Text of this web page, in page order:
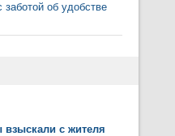
об удобстве
с жителя